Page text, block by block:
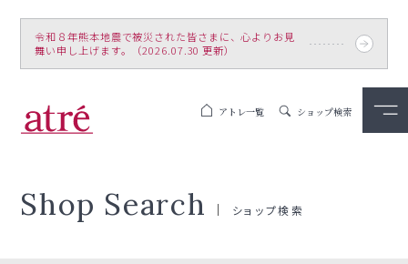
令和８年熊本地震で被災された皆さまに、心よりお見
舞い申し上げます。（2026.07.30 更新）
アトレ一覧 ショップ検索
Shop Search ショップ検索